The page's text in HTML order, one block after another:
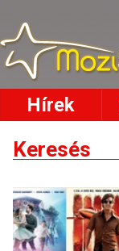
Hírek
Keresés